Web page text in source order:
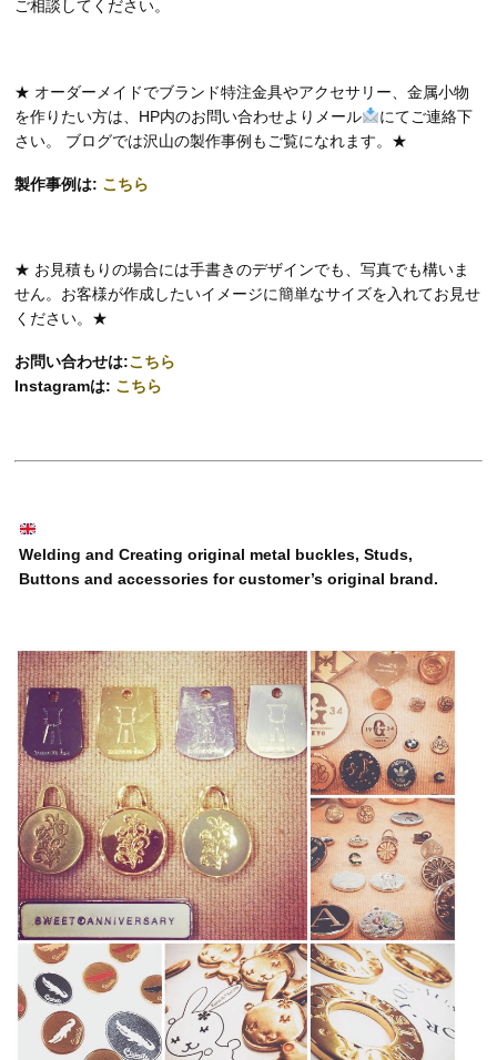
ご相談してください。
★ オーダーメイドでブランド特注金具やアクセサリー、金属小物
を作りたい方は、HP内のお問い合わせよりメール
にてご連絡下
さい。 ブログでは沢山の製作事例もご覧になれます。★
製作事例は: こちら
★ お見積もりの場合には手書きのデザインでも、写真でも構いま
せん。お客様が作成したいイメージに簡単なサイズを入れてお見せ
ください。★
お問い合わせは:こちら
Instagramは: こちら
Welding and Creating original metal buckles, Studs,
Buttons and accessories for customer’s original brand.